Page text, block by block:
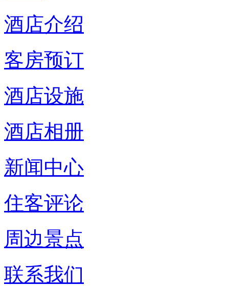
酒店介绍
客房预订
酒店设施
酒店相册
新闻中心
住客评论
周边景点
联系我们